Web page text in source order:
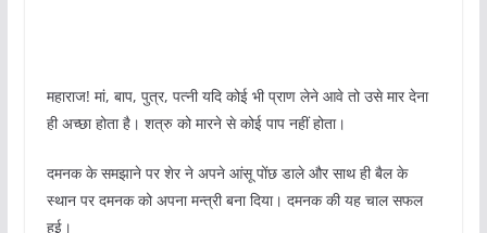
महाराज! मां, बाप, पुत्र, पत्नी यदि कोई भी प्राण लेने आवे तो उसे मार देना
ही अच्छा होता है। शत्रु को मारने से कोई पाप नहीं होता।
दमनक के समझाने पर शेर ने अपने आंसू पोंछ डाले और साथ ही बैल के
स्थान पर दमनक को अपना मन्त्री बना दिया। दमनक की यह चाल सफल
हुई।